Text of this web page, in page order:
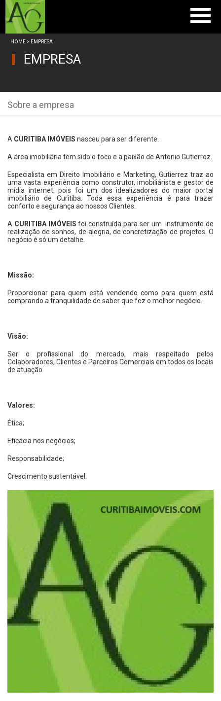
Contato
HOME > EMPRESA
EMPRESA
Sobre a empresa
A CURITIBA IMÓVEIS nasceu para ser diferente.
A área imobiliária tem sido o foco e a paixão de Antonio Gutierrez.
Especialista em Direito Imobiliário e Marketing, Gutierrez traz ao
uma vasta experiência como construtor, imobiliárista e gestor de
mídia internet, pois foi um dos idealizadores do maior portal
imobiliário de Curitiba. Toda essa experiência é para trazer
conforto e segurança ao nossos Clientes.
A CURITIBA IMÓVEIS foi construída para ser um instrumento de
realização de sonhos, de alegria, de concretização de projetos. O
negócio é só um detalhe.
Missão:
Proporcionar para quem está vendendo como para quem está
comprando a tranquilidade de saber que fez o melhor negócio.
Visão:
Ser o profissional do mercado, mais respeitado pelos
Colaboradores, Clientes e Parceiros Comerciais em todos os locais
de atuação.
Valores:
Ética;
Eficácia nos negócios;
Responsabilidade;
Crescimento sustentável.